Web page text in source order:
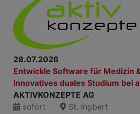
28.07.2026
Entwickle Software für Medizin
Innovatives duales Studium bei
AKTIVKONZEPTE AG
sofort
St. Ingbert